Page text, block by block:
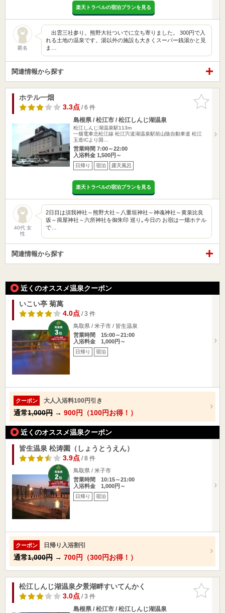
楽天トラベルの宿泊プランを見る
匿名
出雲三社参り。熊野大社ついでに立ち寄りました。 300円で入
れる土地の温泉です。湯以外の施設も大きくスーパー銭湯かと見
ま…
関連情報から探す
お気に入
りに追加
ホテル一畑
3.3点/ 6 件
島根県 / 松江市 / 松江しんじ湖温泉
松江しんじ湖温泉駅113m
一畑電車北松江線 松江宍道湖温泉駅前山陰自動車道 松江
玉造ICより国…
営業時間 7:00～22:00
入浴料金 1,500円～
日帰り 宿泊 露天風呂
楽天トラベルの宿泊プランを見る
40代 女
性
2日目は須我神社～熊野大社～八重垣神社～神魂神社～黄泉比良
坂～揖屋神社～六所神社を御朱印 巡り｡今日の お宿は一畑ホテル
で…
関連情報から探す
近くのオススメ温泉クーポン
いこい亭 菊萬
4.0点/ 3 件
鳥取県 / 米子市 / 皆生温泉
営業時間 15:00～21:00
入浴料金 1,000円～
日帰り 宿泊
クーポン 大人入浴料100円引き
通常1,000円 → 900円（100円お得！）
近くのオススメ温泉クーポン
皆生温泉 松涛園（しょうとうえん）
3.9点/ 8 件
鳥取県 / 米子市
営業時間 10:15～21:00
入浴料金 1,000円～
日帰り 宿泊
クーポン 日帰り入浴割引
通常1,000円 → 700円（300円お得！）
お気に入
りに追加
松江しんじ湖温泉夕景湖畔すいてんかく
3.0点/ 3 件
島根県 / 松江市 / 松江しんじ湖温泉